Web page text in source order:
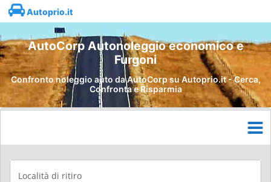
Autoprio.it
AutoCorp Autonoleggio economico e
Furgoni
Confronto noleggio auto da AutoCorp su Autoprio.it - Cerca,
Confronta e Risparmia
Località di ritiro